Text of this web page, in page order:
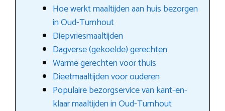
Hoe werkt maaltijden aan huis bezorgen
in Oud-Turnhout
Diepvriesmaaltijden
Dagverse (gekoelde) gerechten
Warme gerechten voor thuis
Dieetmaaltijden voor ouderen
Populaire bezorgservice van kant-en-
klaar maaltijden in Oud-Turnhout